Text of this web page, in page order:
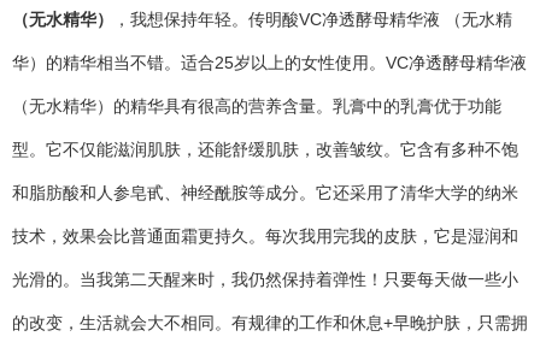
（无水精华） ，我想保持年轻。传明酸VC净透酵母精华液 （无水精
华）的精华相当不错。适合25岁以上的女性使用。VC净透酵母精华液
（无水精华）的精华具有很高的营养含量。乳膏中的乳膏优于功能
型。它不仅能滋润肌肤，还能舒缓肌肤，改善皱纹。它含有多种不饱
和脂肪酸和人参皂甙、神经酰胺等成分。它还采用了清华大学的纳米
技术，效果会比普通面霜更持久。每次我用完我的皮肤，它是湿润和
光滑的。当我第二天醒来时，我仍然保持着弹性！只要每天做一些小
的改变，生活就会大不相同。有规律的工作和休息+早晚护肤，只需拥